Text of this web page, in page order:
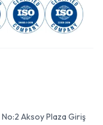
Aksoy Plaza Giriş